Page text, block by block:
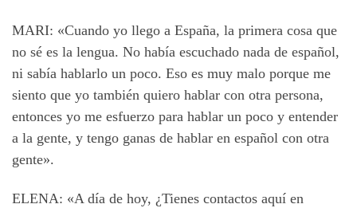
MARI: «Cuando yo llego a España, la primera cosa que
no sé es la lengua. No había escuchado nada de español,
ni sabía hablarlo un poco. Eso es muy malo porque me
siento que yo también quiero hablar con otra persona,
entonces yo me esfuerzo para hablar un poco y entender
a la gente, y tengo ganas de hablar en español con otra
gente».
ELENA: «A día de hoy, ¿Tienes contactos aquí en